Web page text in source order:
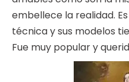
embellece la realidad.
técnica y sus modelos
Fue muy popular y